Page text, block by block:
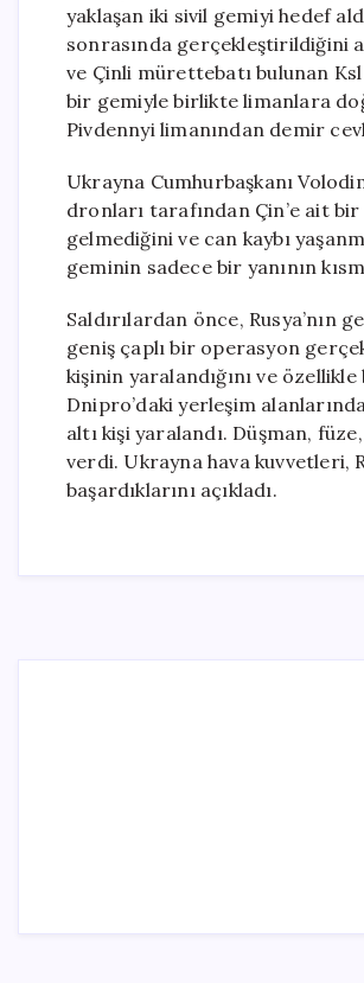
yaklaşan iki sivil gemiyi hedef
sonrasında gerçekleştirildiğini
ve Çinli mürettebatı bulunan
bir gemiyle birlikte limanlara
Pivdennyi limanından demir
Ukrayna Cumhurbaşkanı
dronları tarafından Çin’e ait
gelmediğini ve can kaybı
geminin sadece bir yanının
Saldırılardan önce, Rusya’nın
geniş çaplı bir operasyon
kişinin yaralandığını ve
Dnipro’daki yerleşim
altı kişi yaralandı. Düşman,
verdi. Ukrayna hava kuvvetleri,
başardıklarını açıkladı.